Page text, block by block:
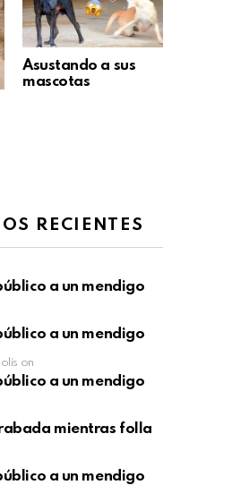
Asustando a sus
mascotas
RECIENTES
a un mendigo
a un mendigo
on
a un mendigo
mientras folla
a un mendigo